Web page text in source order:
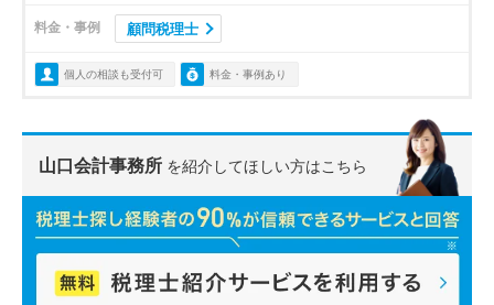
料金・事例 顧問税理士
個人の相談も受付可 料金・事例あり
山口会計事務所 を紹介してほしい方はこちら